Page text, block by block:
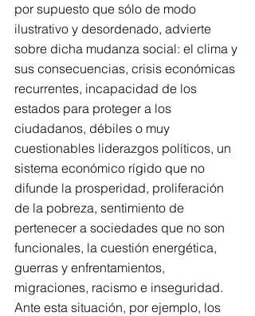
por supuesto que sólo de modo
ilustrativo y desordenado, advierte
sobre dicha mudanza social: el clima y
sus consecuencias, crisis económicas
recurrentes, incapacidad de los
estados para proteger a los
ciudadanos, débiles o muy
cuestionables liderazgos políticos, un
sistema económico rígido que no
difunde la prosperidad, proliferación
de la pobreza, sentimiento de
pertenecer a sociedades que no son
funcionales, la cuestión energética,
guerras y enfrentamientos,
migraciones, racismo e inseguridad.
Ante esta situación, por ejemplo, los